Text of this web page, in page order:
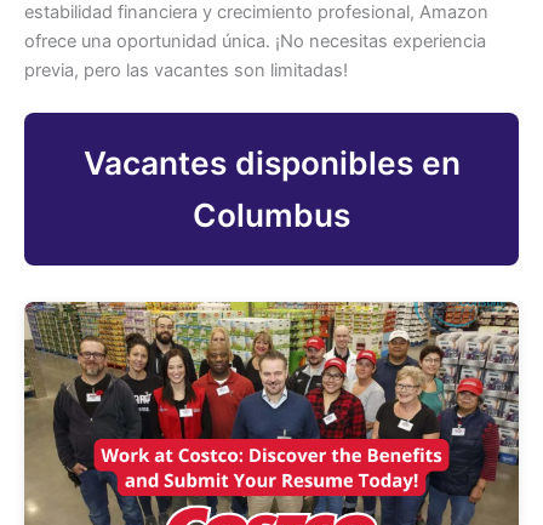
estabilidad financiera y crecimiento profesional, Amazon
ofrece una oportunidad única. ¡No necesitas experiencia
previa, pero las vacantes son limitadas!
Vacantes disponibles en
Columbus